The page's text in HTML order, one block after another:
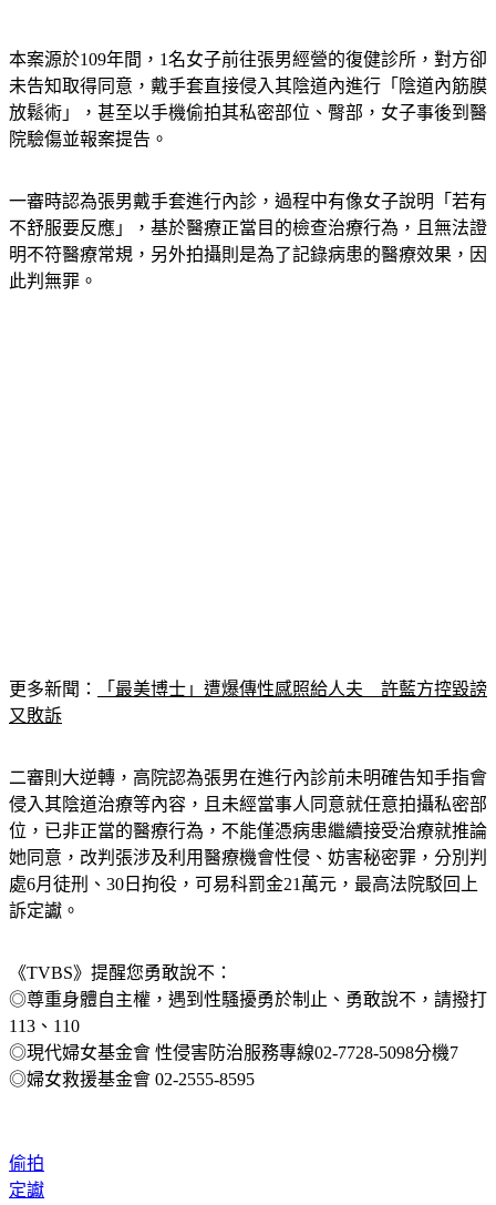
本案源於109年間，1名女子前往張男經營的復健診所，對方卻
未告知取得同意，戴手套直接侵入其陰道內進行「陰道內筋膜
放鬆術」，甚至以手機偷拍其私密部位、臀部，女子事後到醫
一審時認為張男戴手套進行內診，過程中有像女子說明「若有
不舒服要反應」，基於醫療正當目的檢查治療行為，且無法證
明不符醫療常規，另外拍攝則是為了記錄病患的醫療效果，因
更多新聞：
二審則大逆轉，高院認為張男在進行內診前未明確告知手指會
侵入其陰道治療等內容，且未經當事人同意就任意拍攝私密部
位，已非正當的醫療行為，不能僅憑病患繼續接受治療就推論
她同意，改判張涉及利用醫療機會性侵、妨害秘密罪，分別判
處6月徒刑、30日拘役，可易科罰金21萬元，最高法院駁回上
《TVBS》提醒您勇敢說不：
◎尊重身體自主權，遇到性騷擾勇於制止、勇敢說不，請撥打
113、110
◎現代婦女基金會 性侵害防治服務專線02-7728-5098分機7
偷拍